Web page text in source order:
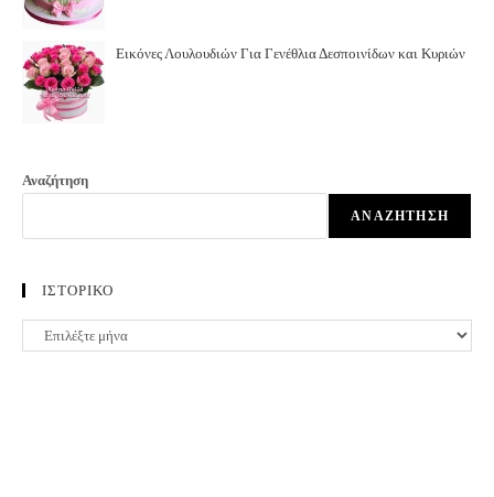
Εικόνες Λουλουδιών Για Γενέθλια Δεσποινίδων και Κυριών
Αναζήτηση
ΑΝΑΖΉΤΗΣΗ
ΙΣΤΟΡΙΚΟ
ΙΣΤΟΡΙΚΟ